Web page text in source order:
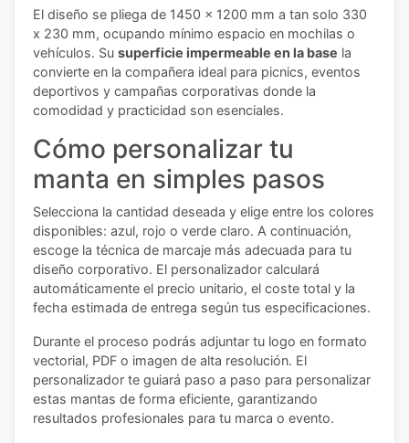
El diseño se pliega de 1450 x 1200 mm a tan solo 330
x 230 mm, ocupando mínimo espacio en mochilas o
vehículos. Su superficie impermeable en la base la
convierte en la compañera ideal para picnics, eventos
deportivos y campañas corporativas donde la
comodidad y practicidad son esenciales.
Cómo personalizar tu
manta en simples pasos
Selecciona la cantidad deseada y elige entre los colores
disponibles: azul, rojo o verde claro. A continuación,
escoge la técnica de marcaje más adecuada para tu
diseño corporativo. El personalizador calculará
automáticamente el precio unitario, el coste total y la
fecha estimada de entrega según tus especificaciones.
Durante el proceso podrás adjuntar tu logo en formato
vectorial, PDF o imagen de alta resolución. El
personalizador te guiará paso a paso para personalizar
estas mantas de forma eficiente, garantizando
resultados profesionales para tu marca o evento.